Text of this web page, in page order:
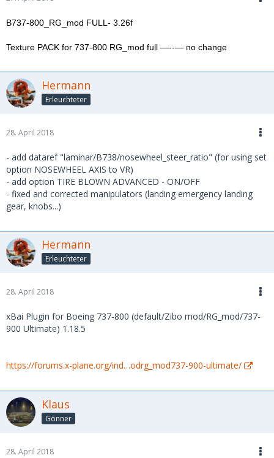
B737-800_RG_mod FULL- 3.26f
Texture PACK for 737-800 RG_mod full —--— no change
Hermann
Erleuchteter
28. April 2018
- add dataref "laminar/B738/nosewheel_steer_ratio" (for using set
option NOSEWHEEL AXIS to VR)
- add option TIRE BLOWN ADVANCED - ON/OFF
- fixed and corrected manipulators (landing emergency landing
gear, knobs...)
Hermann
Erleuchteter
28. April 2018
xBai Plugin for Boeing 737-800 (default/Zibo mod/RG_mod/737-
900 Ultimate) 1.18.5
https://forums.x-plane.org/ind…odrg_mod737-900-ultimate/
Klaus
Gönner
28. April 2018